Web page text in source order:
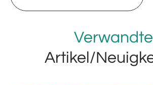
Verwandte
Artikel/